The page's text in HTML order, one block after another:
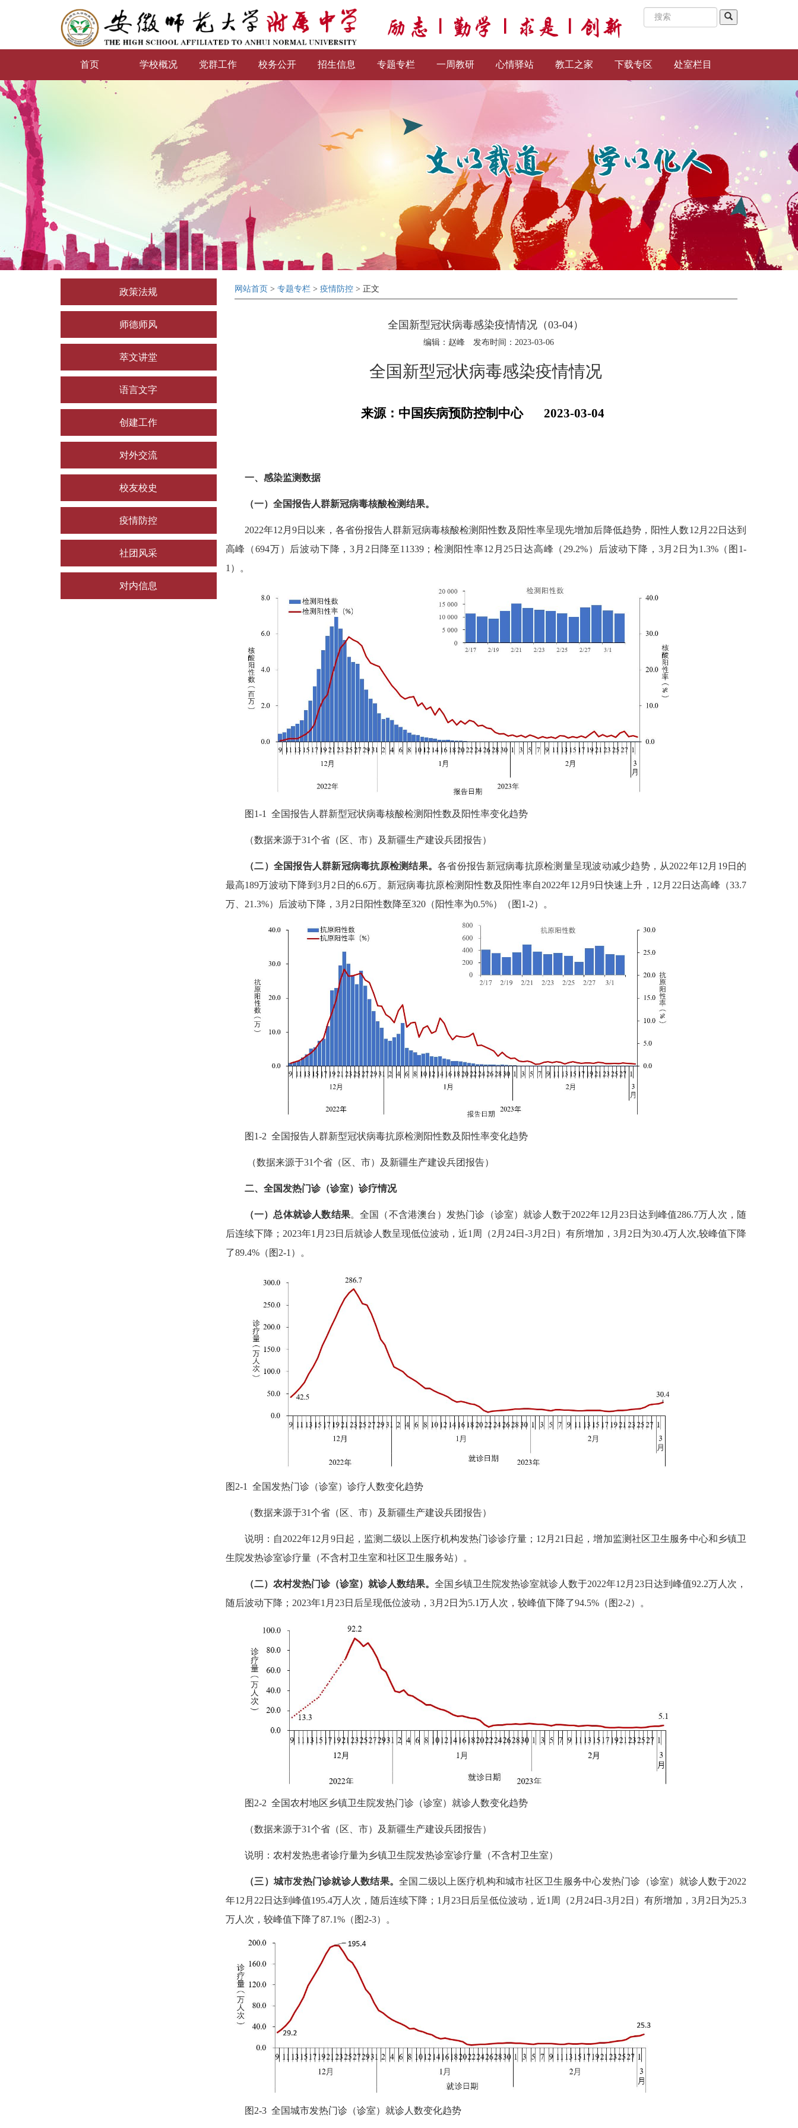
首页 学校概况 党群工作 校务公开 招生信息 专题专栏 一周教研 心情驿站 教工之家 下载专区 处室栏目
政策法规
师德师风
萃文讲堂
语言文字
创建工作
对外交流
校友校史
疫情防控
社团风采
对内信息
网站首页 > 专题专栏> 疫情防控> 正文
全国新型冠状病毒感染疫情情况（03-04）
编辑：赵峰 发布时间：2023-03-06
全国新型冠状病毒感染疫情情况
来源：中国疾病预防控制中心 2023-03-04
一、感染监测数据
（一）全国报告人群新冠病毒核酸检测结果。
2022年12 月9日以来，各省份报告人群新冠病毒核酸检测阳性数及阳性率呈现先增加后降低趋势，阳性人数12 月 22 日达到
高峰（694万）后波动下降，3 月 2 日降至11339；检测阳性率12 月 25 日达高峰（ 29.2%）后波动下降， 3月 2 日为1.3%（图 1-
1 ）。
图 1-1 全国报告人群新型冠状病毒核酸检测阳性数及阳性率变化趋势
（数据来源于31个省（区、市）及新疆生产建设兵团报告）
（二）全国报告人群新冠病毒抗原检测结果。各省份报告新冠病毒抗原检测量呈现波动减少趋势，从2022年12 月 19日的
最高189万波动下降到 3月 2 日的6.6万。新冠病毒抗原检测阳性数及阳性率自2022年12 月9日快速上升， 12 月 22 日达高峰（33.7
万、 21.3%）后波动下降， 3月 2 日阳性数降至320（阳性率为0.5%）（图 1-2） 。
图 1-2 全国报告人群新型冠状病毒抗原检测阳性数及阳性率变化趋势
（数据来源于31个省（区、市）及新疆生产建设兵团报告）
二、全国发热门诊（诊室）诊疗情况
（一）总体就诊人数结果。全国（不含港澳台）发热门诊（诊室）就诊人数于2022年12 月 23日达到峰值286.7万人次，随
后连续下降； 2023年1 月 23日后就诊人数呈现低位波动，近1 周（2 月 24日 -3月 2 日）有所增加， 3月 2 日为30.4万人次,较峰值下降
了89.4%（图 2-1 ）。
图 2-1 全国发热门诊（诊室）诊疗人数变化趋势
（数据来源于31个省（区、市）及新疆生产建设兵团报告）
说明：自2022年12 月 9日起，监测二级以上医疗机构发热门诊诊疗量； 12 月 21 日起，增加监测社区卫生服务中心和乡镇卫
生院发热诊室诊疗量（不含村卫生室和社区卫生服务站）。
（二）农村发热门诊（诊室）就诊人数结果。全国乡镇卫生院发热诊室就诊人数于2022年12 月 23日达到峰值92.2万人次，
随后波动下降； 2023年1 月 23日后呈现低位波动， 3月 2 日为5.1万人次，较峰值下降了94.5%（图 2-2）。
图 2-2 全国农村地区乡镇卫生院发热门诊（诊室）就诊人数变化趋势
（数据来源于31个省（区、市）及新疆生产建设兵团报告）
说明：农村发热患者诊疗量为乡镇卫生院发热诊室诊疗量（不含村卫生室）
（三）城市发热门诊就诊人数结果。全国二级以上医疗机构和城市社区卫生服务中心发热门诊（诊室）就诊人数于2022
年12 月 22 日达到峰值195.4万人次，随后连续下降； 1 月 23日后呈低位波动，近1 周（2 月 24日 -3月 2 日）有所增加，3月 2 日为25.3
万人次，较峰值下降了87.1%（图 2-3）。
图 2-3 全国城市发热门诊（诊室）就诊人数变化趋势